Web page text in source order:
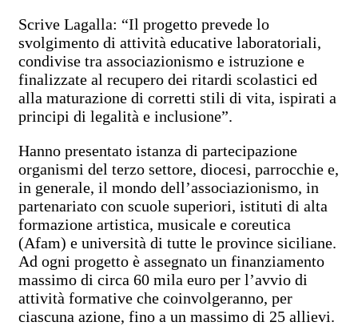
Scrive Lagalla: “Il progetto prevede lo
svolgimento di attività educative laboratoriali,
condivise tra associazionismo e istruzione e
finalizzate al recupero dei ritardi scolastici ed
alla maturazione di corretti stili di vita, ispirati a
principi di legalità e inclusione”.
Hanno presentato istanza di partecipazione
organismi del terzo settore, diocesi, parrocchie e,
in generale, il mondo dell’associazionismo, in
partenariato con scuole superiori, istituti di alta
formazione artistica, musicale e coreutica
(Afam) e università di tutte le province siciliane.
Ad ogni progetto è assegnato un finanziamento
massimo di circa 60 mila euro per l’avvio di
attività formative che coinvolgeranno, per
ciascuna azione, fino a un massimo di 25 allievi.